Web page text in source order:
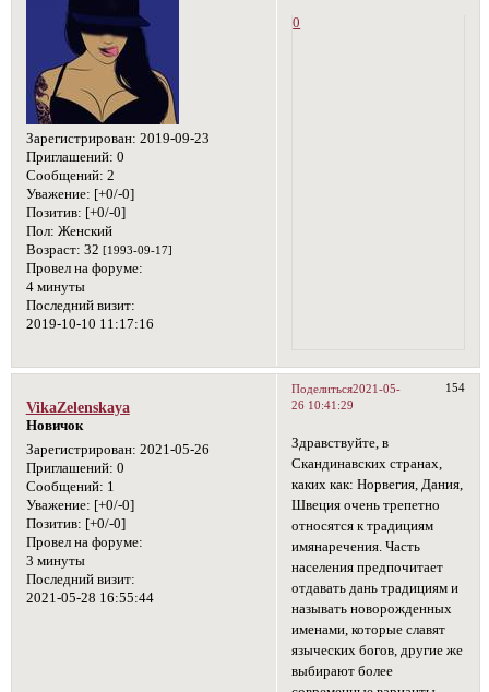
Зарегистрирован: 2019-09-23
Приглашений: 0
Сообщений: 2
Уважение: [+0/-0]
Позитив: [+0/-0]
Пол: Женский
Возраст: 32 [1993-09-17]
Провел на форуме:
4 минуты
Последний визит:
2019-10-10 11:17:16
0
Поделиться 154
2021-05-
26 10:41:29
VikaZelenskaya
Новичок
Зарегистрирован: 2021-05-26
Приглашений: 0
Сообщений: 1
Уважение: [+0/-0]
Позитив: [+0/-0]
Провел на форуме:
3 минуты
Последний визит:
2021-05-28 16:55:44
Здравствуйте, в
Скандинавских странах,
каких как: Норвегия, Дания,
Швеция очень трепетно
относятся к традициям
имянаречения. Часть
населения предпочитает
отдавать дань традициям и
называть новорожденных
именами, которые славят
языческих богов, другие же
выбирают более